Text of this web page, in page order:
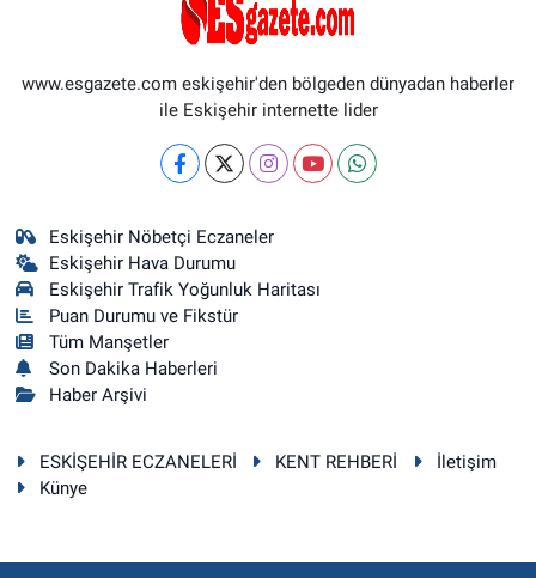
www.esgazete.com eskişehir'den bölgeden dünyadan haberler
ile Eskişehir internette lider
Eskişehir Nöbetçi Eczaneler
Eskişehir Hava Durumu
Eskişehir Trafik Yoğunluk Haritası
Puan Durumu ve Fikstür
Tüm Manşetler
Son Dakika Haberleri
Haber Arşivi
ESKİŞEHİR ECZANELERİ KENT REHBERİ
İletişim
Künye